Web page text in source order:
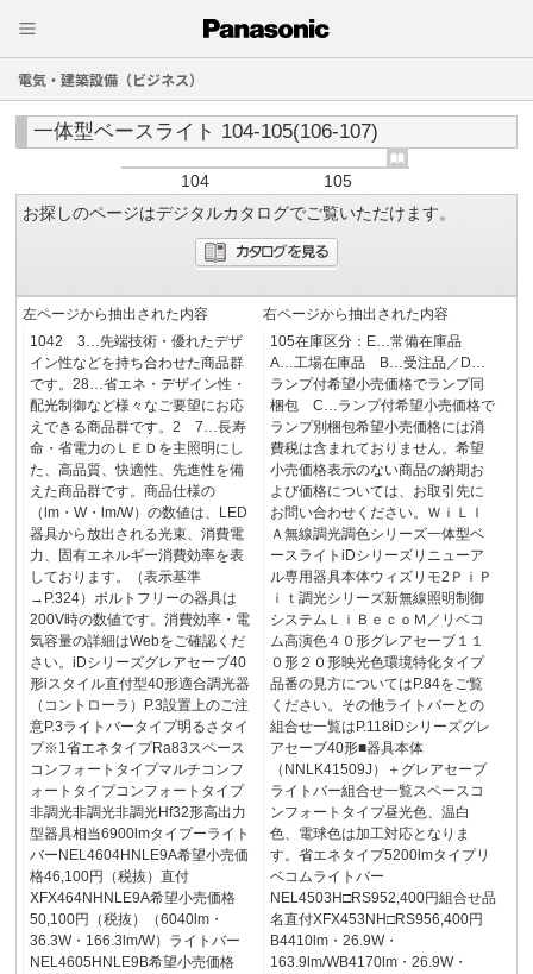
電気・建築設備（ビジネス）
一体型ベースライト 104-105(106-107)
104
105
お探しのページはデジタルカタログでご覧いただけます。
左ページから抽出された内容
1042 3…先端技術・優れたデザ
イン性などを持ち合わせた商品群
です。28…省エネ・デザイン性・
配光制御など様々なご要望にお応
えできる商品群です。2 7…長寿
命・省電力のＬＥＤを主照明にし
た、高品質、快適性、先進性を備
えた商品群です。商品仕様の
（lm・W・lm/W）の数値は、LED
器具から放出される光束、消費電
力、固有エネルギー消費効率を表
しております。（表示基準
→P.324）ボルトフリーの器具は
200V時の数値です。消費効率・電
気容量の詳細はWebをご確認くだ
さい。iDシリーズグレアセーブ40
形iスタイル直付型40形適合調光器
（コントローラ）P.3設置上のご注
意P.3ライトバータイプ明るさタイ
プ※1省エネタイプRa83スペース
コンフォートタイプマルチコンフ
ォートタイプコンフォートタイプ
非調光非調光非調光Hf32形高出力
型器具相当6900lmタイプーライト
バーNEL4604HNLE9A希望小売価
格46,100円（税抜）直付
XFX464NHNLE9A希望小売価格
50,100円（税抜）（6040lm・
36.3W・166.3lm/W）ライトバー
NEL4605HNLE9B希望小売価格
右ページから抽出された内容
105在庫区分：E…常備在庫品
A…工場在庫品 B…受注品／D…
ランプ付希望小売価格でランプ同
梱包 C…ランプ付希望小売価格で
ランプ別梱包希望小売価格には消
費税は含まれておりません。希望
小売価格表示のない商品の納期お
よび価格については、お取引先に
お問い合わせください。ＷｉＬＩ
Ａ無線調光調色シリーズ一体型ベ
ースライトiDシリーズリニューア
ル専用器具本体ウィズリモ2ＰｉＰ
ｉｔ調光シリーズ新無線照明制御
システムＬｉＢｅｃｏＭ／リベコ
ム高演色４０形グレアセーブ１１
０形２０形映光色環境特化タイプ
品番の見方についてはP.84をご覧
ください。その他ライトバーとの
組合せ一覧はP.118iDシリーズグレ
アセーブ40形■器具本体
（NNLK41509J）＋グレアセーブ
ライトバー組合せ一覧スペースコ
ンフォートタイプ昼光色、温白
色、電球色は加工対応となりま
す。省エネタイプ5200lmタイプリ
ベコムライトバー
NEL4503H□RS952,400円組合せ品
名直付XFX453NH□RS956,400円
B4410lm・26.9W・
163.9lm/WB4170lm・26.9W・